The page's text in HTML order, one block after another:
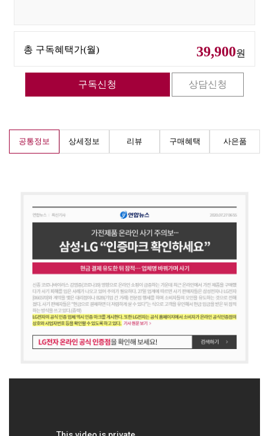
총 구독혜택가(월) 39,900원
공통정보 상세정보 리뷰 구매혜택 사은품